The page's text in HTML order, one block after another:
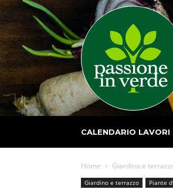
CALENDARIO LAVORI
Home Giardino e
Giardino e terrazzo Piante